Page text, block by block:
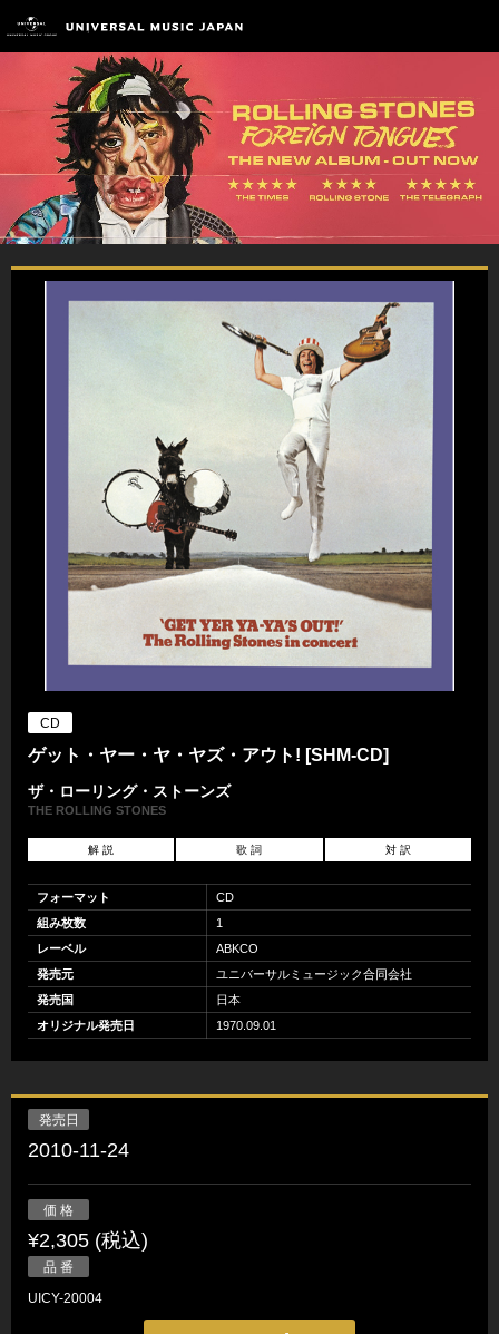
CD
ゲット・ヤー・ヤ・ヤズ・アウト! [SHM-CD]
ザ・ローリング・ストーンズ
THE ROLLING STONES
解 説 歌 詞 対 訳
フォーマット
CD
組み枚数
1
レーベル
ABKCO
発売元
ユニバーサルミュージック合同会社
発売国
日本
オリジナル発売日
1970.09.01
発売日
2010-11-24
価 格
¥2,305 (税込)
品 番
UICY-20004